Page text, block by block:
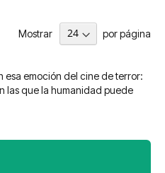
Mostrar por página
esa emoción del cine de terror:
las que la humanidad puede